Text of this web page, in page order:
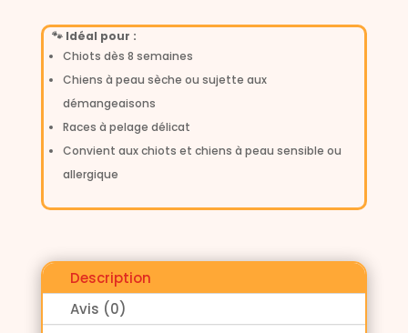
-
concentré
1:10
🐾 Idéal pour :
Chiots dès 8 semaines
Chiens à peau sèche ou sujette aux
démangeaisons
Races à pelage délicat
Convient aux chiots et chiens à peau sensible ou
allergique
Description
Avis (0)